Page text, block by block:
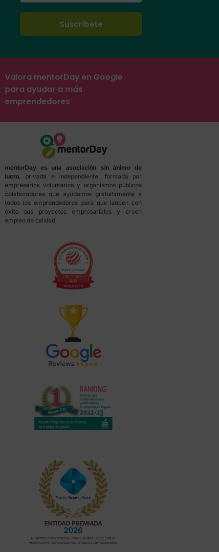
Valora mentorDay en Google
para ayudar a más
emprendedores
mentorDay es una asociación sin ánimo de
lucro, privada e independiente, formada por
empresarios voluntarios y organismos públicos
colaboradores que ayudamos gratuitamente a
todos los emprendedores para que lancen con
éxito sus proyectos empresariales y creen
empleo de calidad.